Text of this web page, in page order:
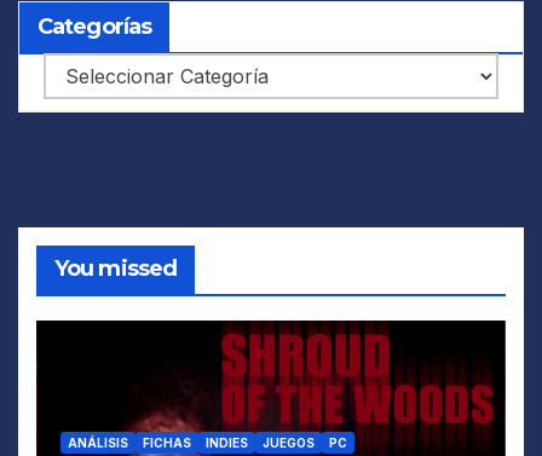
Categorías
Categorías
You missed
ANÁLISIS FICHAS INDIES JUEGOS PC